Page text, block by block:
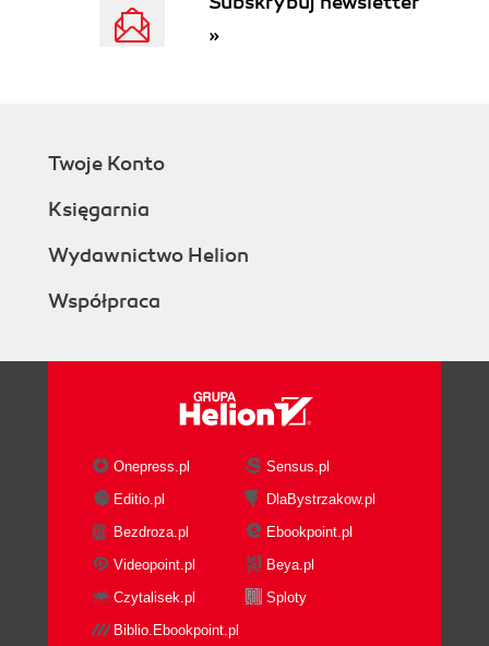
Accented and Special Characters
Apps
Settings
Quick Settings
Battery
WiFi
Mute
Brightness
»
Twoje Konto
Księgarnia
Wydawnictwo Helion
Współpraca
Onepress.pl
Sensus.pl
Editio.pl
DlaBystrzakow.pl
Bezdroza.pl
Ebookpoint.pl
Videopoint.pl
Beya.pl
Czytalisek.pl
Sploty
Biblio.Ebookpoint.pl